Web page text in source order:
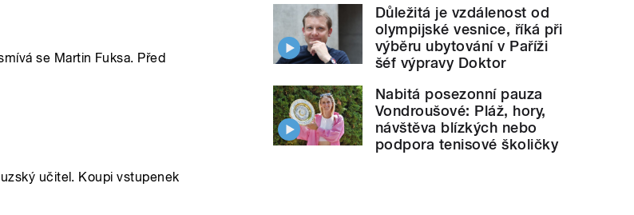
se Martin Fuksa. Před
učitel. Koupi vstupenek
Důležitá je vzdálenost od
olympijské vesnice, říká při
výběru ubytování v Paříži
šéf výpravy Doktor
Nabitá posezonní pauza
Vondroušové: Pláž, hory,
návštěva blízkých nebo
podpora tenisové školičky